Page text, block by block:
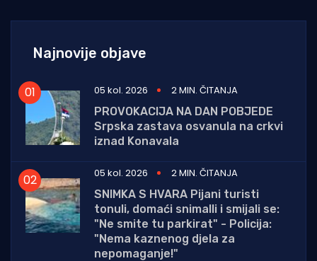
Najnovije objave
05 kol. 2026
2 MIN. ČITANJA
PROVOKACIJA NA DAN POBJEDE
Srpska zastava osvanula na crkvi
iznad Konavala
05 kol. 2026
2 MIN. ČITANJA
SNIMKA S HVARA Pijani turisti
tonuli, domaći snimalli i smijali se:
"Ne smite tu parkirat" - Policija:
"Nema kaznenog djela za
nepomaganje!"